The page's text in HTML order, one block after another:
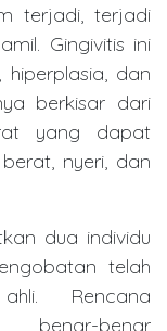
terjadi, terjadi
Gingivitis ini
dan
berkisar dari
yang dapat
nyeri, dan
dua individu
telah
Rencana
benar-benar